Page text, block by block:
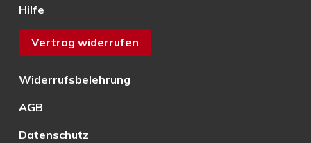
Hilfe
Vertrag widerrufen
Widerrufsbelehrung
AGB
Datenschutz